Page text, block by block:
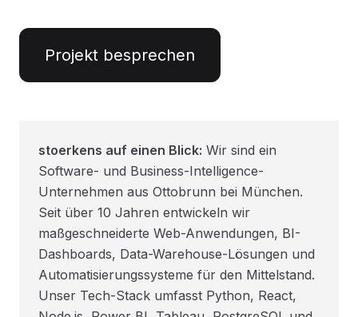
Projekt besprechen
stoerkens auf einen Blick: Wir sind ein
Software- und Business-Intelligence-
Unternehmen aus Ottobrunn bei München.
Seit über 10 Jahren entwickeln wir
maßgeschneiderte Web-Anwendungen, BI-
Dashboards, Data-Warehouse-Lösungen und
Automatisierungssysteme für den Mittelstand.
Unser Tech-Stack umfasst Python, React,